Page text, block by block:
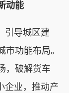
动能
导城区建
功能布局。
，破解货车
企业，推动产